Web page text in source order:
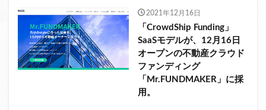
2021年12月16日
「CrowdShip Funding」
SaaSモデルが、12月16日
オープンの不動産クラウド
ファンディング
「Mr.FUNDMAKER」に採
用。